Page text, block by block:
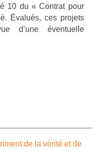
10 du « Contrat pour
Évalués, ces projets
d’une éventuelle
de la vérité et de